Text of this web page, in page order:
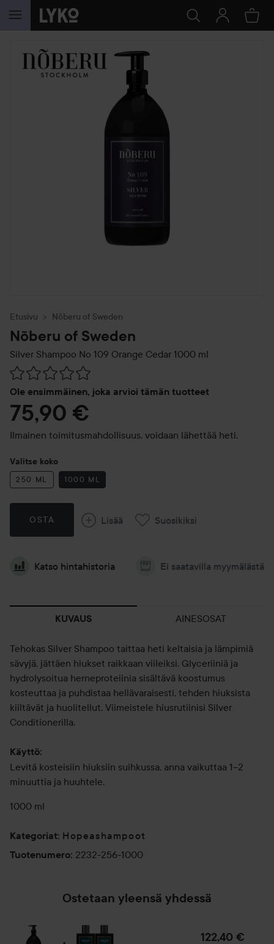
SIIRTYÄ JHK SISÄLTÖÖN
Etusivu Nõberu of Sweden
Nõberu of Sweden
Silver Shampoo No 109 Orange Cedar 1000 ml
Ole ensimmäinen, joka arvioi tämän tuotteet
Siirtyä jhk Arvosana & kommentit
75,90 €
Ilmainen toimitusmahdollisuus, voidaan lähettää heti.
Valitse koko
250 ML 1000 ML
OSTA Lisää Suosikiksi
Katso hintahistoria Ei saatavilla myymälästä
KUVAUS AINESOSAT
Tehokas Silver Shampoo taittaa heti keltaisia ja lämpimiä
sävyjä, jättäen hiukset raikkaan viileiksi. Glyceriiniä ja
hydrolysoitua herneproteiinia sisältävä koostumus
kosteuttaa ja puhdistaa hellävaraisesti, tehden hiuksista
kiiltävät ja huolitellut. Viimeistele hiusrutiinisi Silver
Conditionerilla.
Käyttö:
Levitä kosteisiin hiuksiin suihkussa, anna vaikuttaa 1–2
minuuttia ja huuhtele.
1000 ml
Kategoriat: Hopeashampoot
Tuotenumero: 2232-256-1000
Ostetaan yleensä yhdessä
122,40 €